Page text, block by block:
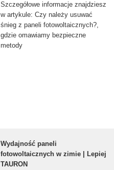
Szczegółowe informacje znajdziesz
w artykule: Czy należy usuwać
śnieg z paneli fotowoltaicznych?,
gdzie omawiamy bezpieczne
metody
Wydajność paneli
fotowoltaicznych w zimie | Lepiej
TAURON